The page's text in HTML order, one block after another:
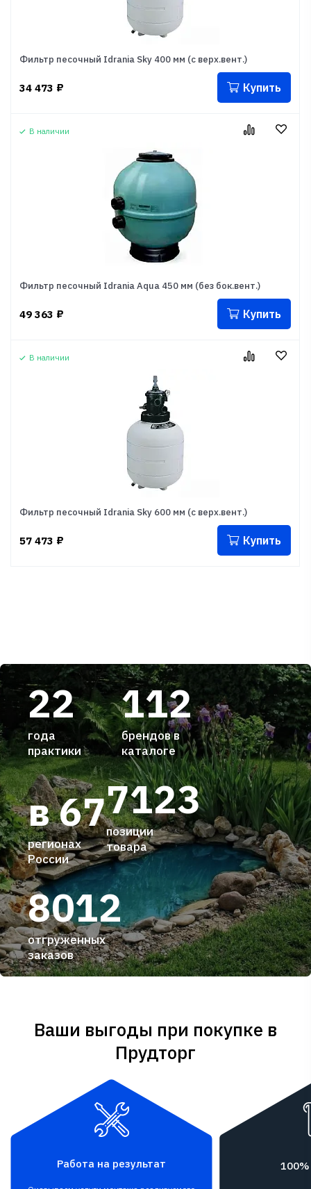
Фильтр песочный Idrania Sky 400 мм (с верх.вент.)
34 473 ₽ Купить
В наличии
Фильтр песочный Idrania Aqua 450 мм (без бок.вент.)
49 363 ₽ Купить
В наличии
Фильтр песочный Idrania Sky 600 мм (с верх.вент.)
57 473 ₽ Купить
22
года
практики
112
брендов в
каталоге
7123
позиции
товара
8012
отгруженных
заказов
в 67
регионах
России
Ваши выгоды при покупке в
Прудторг
Работа на результат